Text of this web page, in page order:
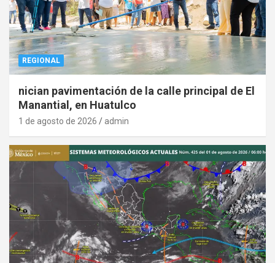
REGIONAL
nician pavimentación de la calle principal de El
Manantial, en Huatulco
1 de agosto de 2026 admin